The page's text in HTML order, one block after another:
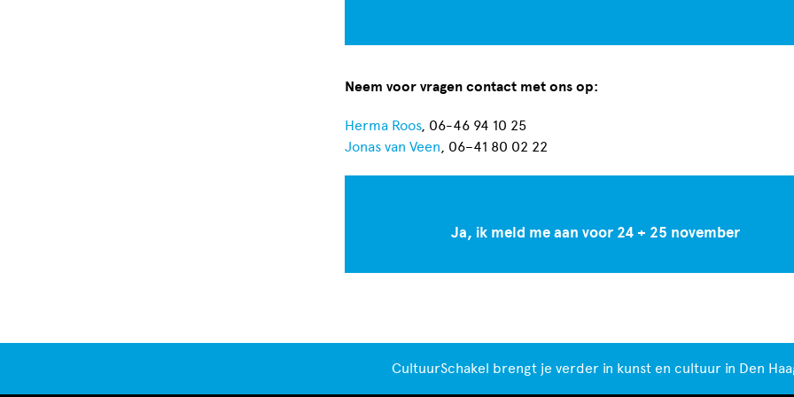
Neem voor vragen contact met ons op:
Herma Roos, 06-46 94 10 25
Jonas van Veen, 06–41 80 02 22
Ja, ik meld me aan voor 24 + 25 november
CultuurSchakel brengt je verder in kunst en cultuur in Den